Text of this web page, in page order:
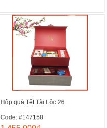
Hộp quà Tết Tài Lộc 26
Code: #147158